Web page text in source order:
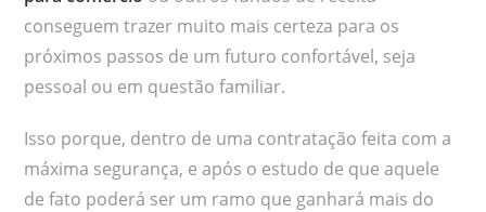
conseguem trazer muito mais certeza para os
próximos passos de um futuro confortável, seja
pessoal ou em questão familiar.
Isso porque, dentro de uma contratação feita com a
máxima segurança, e após o estudo de que aquele
de fato poderá ser um ramo que ganhará mais do